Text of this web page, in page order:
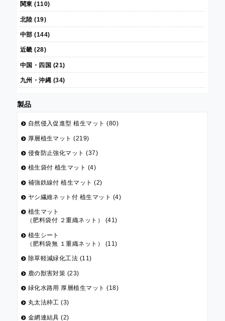
関東 (110)
北陸 (19)
中部 (144)
近畿 (28)
中国・四国 (21)
九州・沖縄 (34)
製品
自然侵入促進型 植生マット (80)
厚層植生マット (219)
侵食防止強化マット (37)
植生袋付 植生マット (4)
補強鉄線付 植生マット (2)
ヤシ繊維ネット付 植生マット (4)
植生マット
（肥料袋付 ２重織ネット） (41)
植生シート
（肥料袋無 １重織ネット） (11)
除草軽減緑化工法 (11)
鹿の獣害対策 (23)
緑化水路用 厚層植生マット (18)
丸太法枠工 (3)
金網連結具 (2)